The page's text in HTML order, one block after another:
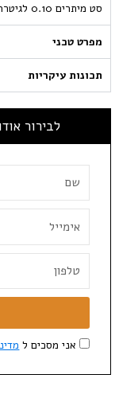
סט מיתרים 0.10 לגיטרה אקוסטית ROTOSOUND JK10
מפרט טכני
תכונות עיקריות
לבירור
אני מסכים ל